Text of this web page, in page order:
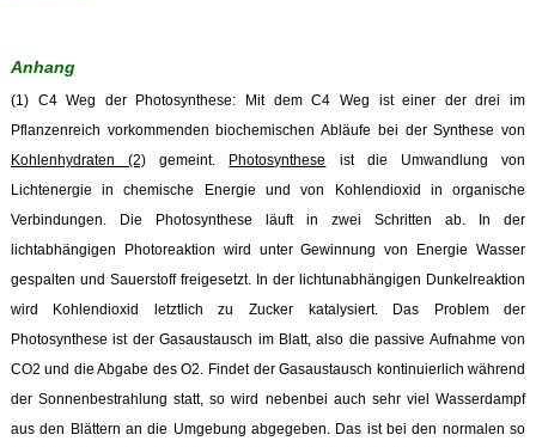
Anhang
(1) C4 Weg der Photosynthese: Mit dem C4 Weg ist einer der drei im
Pflanzenreich vorkommenden biochemischen Abläufe bei der Synthese von
Kohlenhydraten (2) gemeint. Photosynthese
ist die Umwandlung von
Lichtenergie in chemische Energie und von Kohlendioxid in organische
Verbindungen. Die Photosynthese läuft in zwei Schritten ab. In der
lichtabhängigen Photoreaktion wird unter Gewinnung von Energie Wasser
gespalten und Sauerstoff freigesetzt. In der lichtunabhängigen Dunkelreaktion
wird Kohlendioxid letztlich zu Zucker katalysiert. Das Problem der
Photosynthese ist der Gasaustausch im Blatt, also die passive Aufnahme von
CO2 und die Abgabe des O2. Findet der Gasaustausch kontinuierlich während
der Sonnenbestrahlung statt, so wird nebenbei auch sehr viel Wasserdampf
aus den Blättern an die Umgebung abgegeben. Das ist bei den normalen so